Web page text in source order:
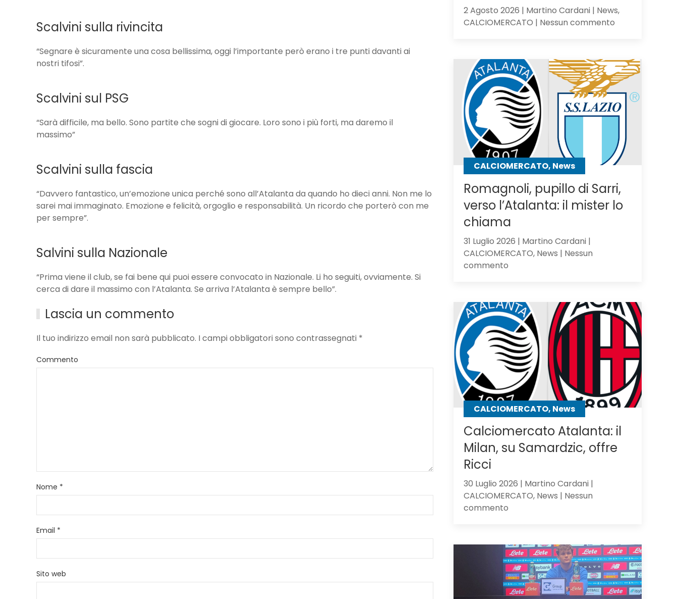
Scalvini sulla rivincita
“Segnare è sicuramente una cosa bellissima, oggi l’importante però erano i tre punti davanti ai
nostri tifosi”.
Scalvini sul PSG
“Sarà difficile, ma bello. Sono partite che sogni di giocare. Loro sono i più forti, ma daremo il
massimo”
Scalvini sulla fascia
“Davvero fantastico, un’emozione unica perché sono all’Atalanta da quando ho dieci anni. Non me lo
sarei mai immaginato. Emozione e felicità, orgoglio e responsabilità. Un ricordo che porterò con me
per sempre”.
Salvini sulla Nazionale
“Prima viene il club, se fai bene qui puoi essere convocato in Nazionale. Li ho seguiti, ovviamente. Si
cerca di dare il massimo con l’Atalanta. Se arriva l’Atalanta è sempre bello”.
Lascia un commento
Il tuo indirizzo email non sarà pubblicato. I campi obbligatori sono contrassegnati *
Commento
Nome *
Email *
Sito web
2 Agosto 2026 | Martino Cardani | News,
CALCIOMERCATO | Nessun commentosu
El
Bilal
resta
in
uscita:
Parma
un
passo
CALCIOMERCATO, News
Romagnoli, pupillo di Sarri,
verso l’Atalanta: il mister lo
chiama
31 Luglio 2026 | Martino Cardani |
CALCIOMERCATO, News | Nessun
commentosu
di
Sarri,
verso
l’Atalanta:
il
mister
lo
chiama
CALCIOMERCATO, News
Calciomercato Atalanta: il
Milan, su Samardzic, offre
Ricci
30 Luglio 2026 | Martino Cardani |
CALCIOMERCATO, News | Nessun
commentosu
il
Milan,
su
Samardzic,
offre